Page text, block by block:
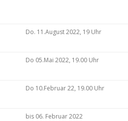
Do. 11.August 2022, 19 Uhr
Do 05.Mai 2022, 19.00 Uhr
Do 10.Februar 22, 19.00 Uhr
bis 06. Februar 2022